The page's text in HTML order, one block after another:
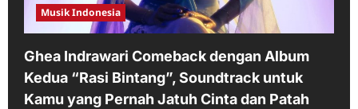
Musik Indonesia
Ghea Indrawari Comeback dengan Album
Kedua “Rasi Bintang”, Soundtrack untuk
Kamu yang Pernah Jatuh Cinta dan Patah